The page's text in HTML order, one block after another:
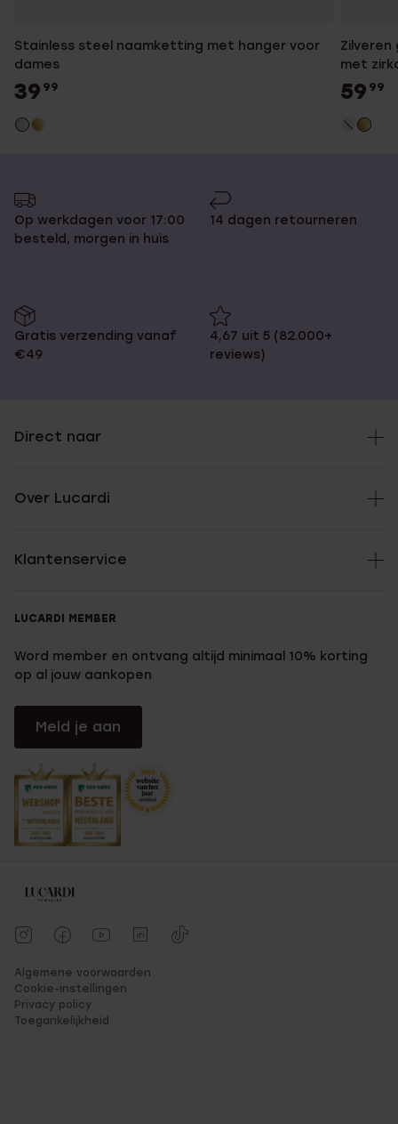
Stainless steel naamketting met hanger voor
dames
39 99
met
59 99
Op werkdagen voor 17:00
besteld, morgen in huis
14 dagen retourneren
Gratis verzending vanaf
€49
4,67 uit 5 (82.000+
reviews)
Direct naar
Over Lucardi
Klantenservice
LUCARDI MEMBER
Word member en ontvang altijd minimaal 10% korting
op al jouw aankopen
Meld je aan
Algemene voorwaarden
Cookie-instellingen
Privacy policy
Toegankelijkheid